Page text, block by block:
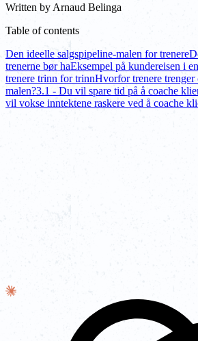
Written by Arnaud Belinga
Table of contents
Den ideelle salgspipeline-malen for trenere
trenerne bør haEksempel på kundereisen i
trenere trinn for trinnHvorfor trenere trenger
malen?3.1 - Du vil spare tid på å coache
vil vokse inntektene raskere ved å coache